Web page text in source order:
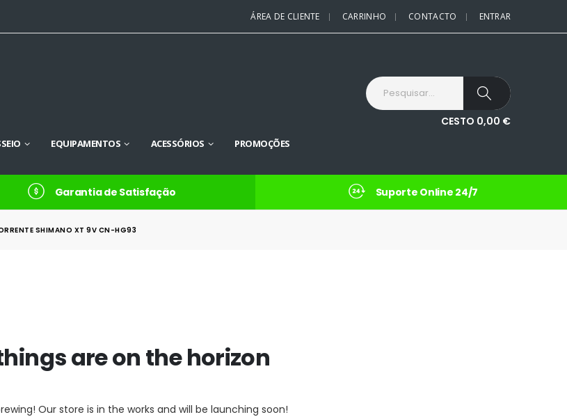
ÁREA DE CLIENTE CARRINHO CONTACTO ENTRAR
EQUIPAMENTOS ACESSÓRIOS PROMOÇÕES
CESTO 0,00 €
Garantia de Satisfação Suporte Online 24/7
SHIMANO XT 9V CN-HG93
are on the horizon
Our store is in the works and will be launching soon!